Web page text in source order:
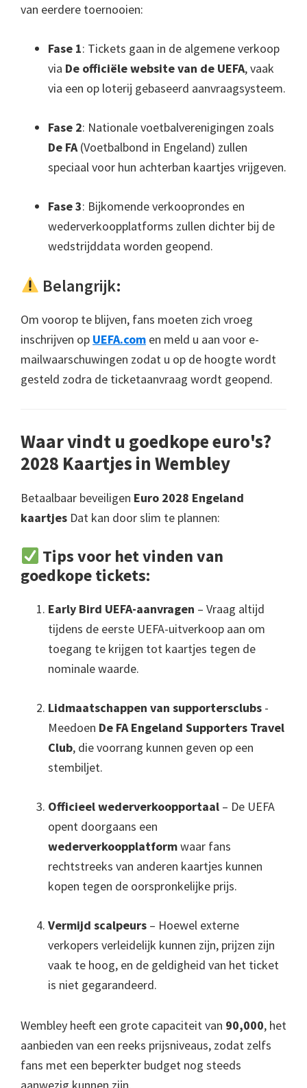
van eerdere toernooien:
Fase 1: Tickets gaan in de algemene verkoop
via De officiële website van de UEFA, vaak
via een op loterij gebaseerd aanvraagsysteem.
Fase 2: Nationale voetbalverenigingen zoals
De FA(Voetbalbond in Engeland) zullen
speciaal voor hun achterban kaartjes vrijgeven.
Fase 3: Bijkomende verkooprondes en
wederverkoopplatforms zullen dichter bij de
wedstrijddata worden geopend.
Belangrijk:
Om voorop te blijven, fans moeten zich vroeg
inschrijven op UEFA.com en meld u aan voor e-
mailwaarschuwingen zodat u op de hoogte wordt
gesteld zodra de ticketaanvraag wordt geopend.
Waar vindt u goedkope euro's?
2028 Kaartjes in Wembley
Betaalbaar beveiligen Euro 2028 Engeland
kaartjes Dat kan door slim te plannen:
Tips voor het vinden van
goedkope tickets:
Early Bird UEFA-aanvragen – Vraag altijd
tijdens de eerste UEFA-uitverkoop aan om
toegang te krijgen tot kaartjes tegen de
nominale waarde.
Lidmaatschappen van supportersclubs -
Meedoen De FA Engeland Supporters Travel
Club, die voorrang kunnen geven op een
stembiljet.
Officieel wederverkoopportaal – De UEFA
opent doorgaans een
wederverkoopplatformwaar fans
rechtstreeks van anderen kaartjes kunnen
kopen tegen de oorspronkelijke prijs.
Vermijd scalpeurs – Hoewel externe
verkopers verleidelijk kunnen zijn, prijzen zijn
vaak te hoog, en de geldigheid van het ticket
is niet gegarandeerd.
Wembley heeft een grote capaciteit van 90,000, het
aanbieden van een reeks prijsniveaus, zodat zelfs
fans met een beperkter budget nog steeds